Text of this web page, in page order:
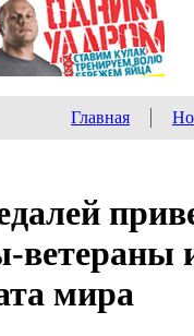
Главная
ветераны
мира